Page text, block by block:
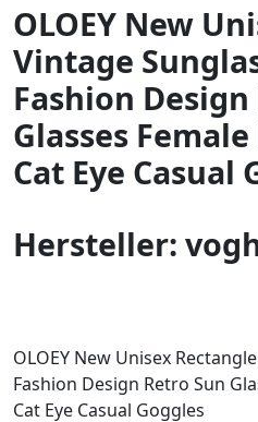
OLOEY New
Vintage
Fashion
Glasses
Cat Eye Casual
Hersteller:
OLOEY New Unisex
Fashion Design Retro Sun
Cat Eye Casual Goggles